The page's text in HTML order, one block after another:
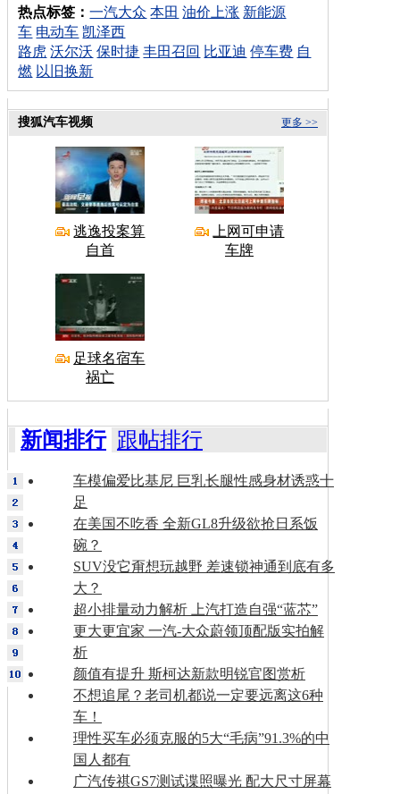
热点标签：一汽大众 本田 油价上涨 新能源
车 电动车 凯泽西
路虎 沃尔沃 保时捷 丰田召回 比亚迪 停车费 自
燃 以旧换新
更多 >>
搜狐汽车视频
逃逸投案算
自首
上网可申请
车牌
足球名宿车
祸亡
新闻排行 跟帖排行
车模偏爱比基尼 巨乳长腿性感身材诱惑十
足
在美国不吃香 全新GL8升级欲抢日系饭
碗？
SUV没它甭想玩越野 差速锁神通到底有多
大？
超小排量动力解析 上汽打造自强“蓝芯”
更大更宜家 一汽-大众蔚领顶配版实拍解
析
颜值有提升 斯柯达新款明锐官图赏析
不想追尾？老司机都说一定要远离这6种
车！
理性买车必须克服的5大“毛病”91.3%的中
国人都有
广汽传祺GS7测试谍照曝光 配大尺寸屏幕